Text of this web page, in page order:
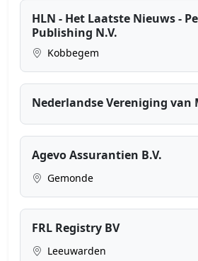
HLN - Het Laatste Nieuws -
Publishing N.V.
Kobbegem
Nederlandse Vereniging van
Agevo Assurantien B.V.
Gemonde
FRL Registry BV
Leeuwarden